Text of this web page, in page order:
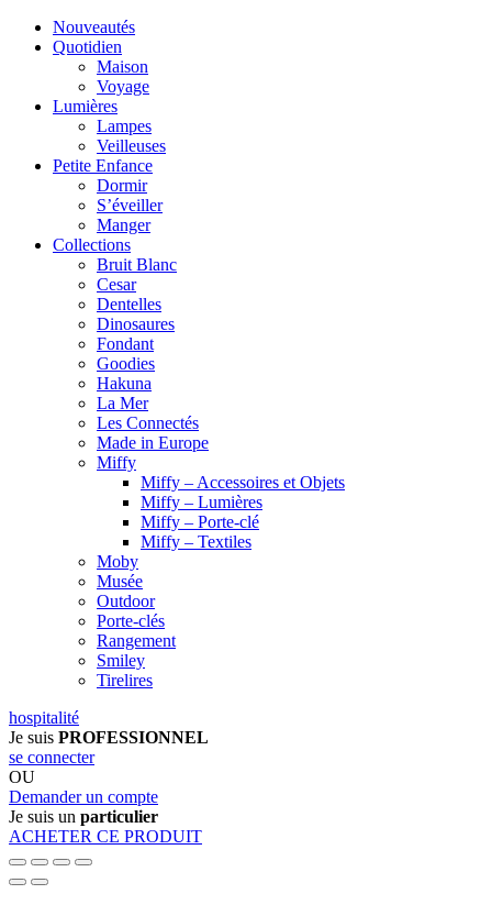
Nouveautés
Quotidien
Maison
Voyage
Lumières
Lampes
Veilleuses
Petite Enfance
Dormir
S’éveiller
Manger
Collections
Bruit Blanc
Cesar
Dentelles
Dinosaures
Fondant
Goodies
Hakuna
La Mer
Les Connectés
Made in Europe
Miffy
Miffy – Accessoires et Objets
Miffy – Lumières
Miffy – Porte-clé
Miffy – Textiles
Moby
Musée
Outdoor
Porte-clés
Rangement
Smiley
Tirelires
hospitalité
Je suis PROFESSIONNEL
se connecter
OU
Demander un compte
Je suis un particulier
ACHETER CE PRODUIT